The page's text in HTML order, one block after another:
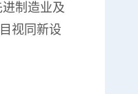
制造业及
视同新设